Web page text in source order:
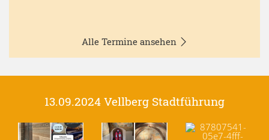
Alle Termine ansehen
13.09.2024 Vellberg Stadtführung